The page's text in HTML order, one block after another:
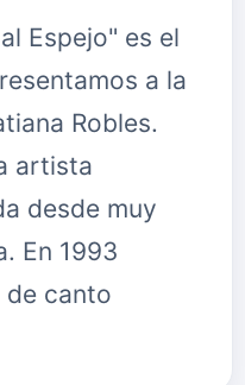
Espejo" es el
a la
Robles.
artista
desde muy
En 1993
de canto